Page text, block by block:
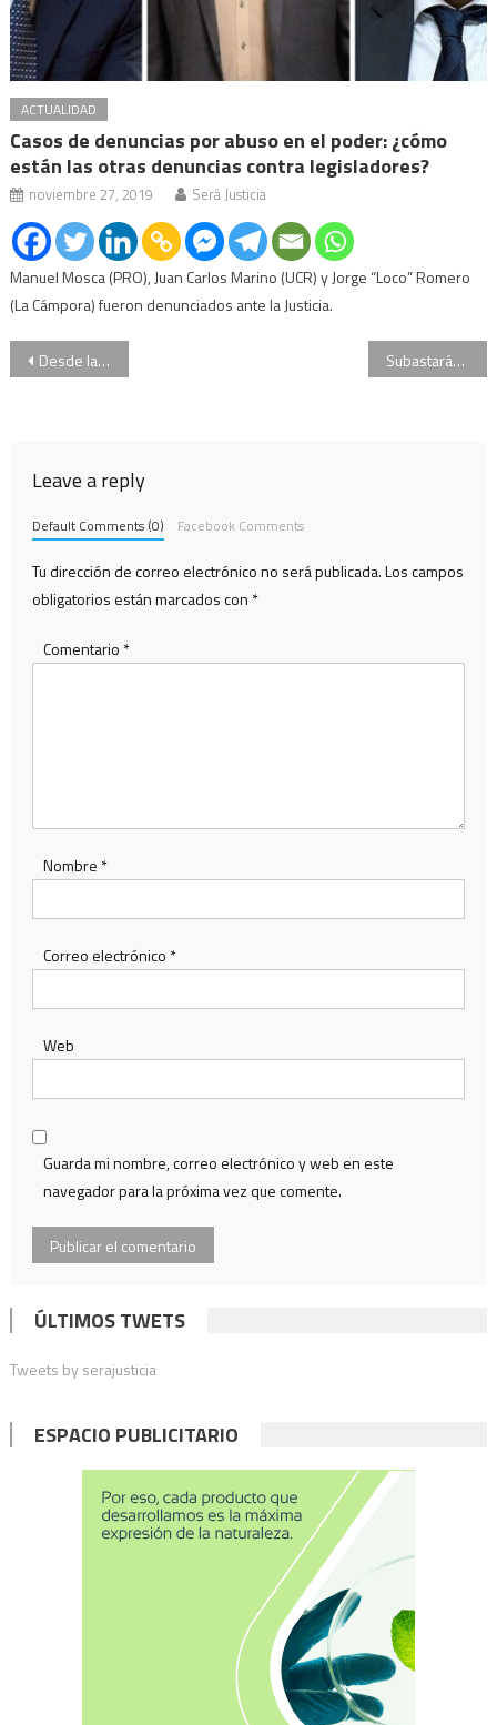
ACTUALIDAD
Casos de denuncias por abuso en el poder: ¿cómo
están las otras denuncias contra legisladores?
noviembre 27, 2019 Será Justicia
Manuel Mosca (PRO), Juan Carlos Marino (UCR) y Jorge “Loco” Romero
(La Cámpora) fueron denunciados ante la Justicia.
Navegación
Desde la ONU se comprometieron a generar negociaciones por la soberanía de Malvinas Subastarán a mitad de precio la flota aérea de Lázaro Báez
Leave a reply
Default Comments (0) Facebook Comments
Tu dirección de correo electrónico no será publicada.Los campos
obligatorios están marcados con *
Comentario *
Nombre *
Correo electrónico *
Web
Guarda mi nombre, correo electrónico y web en este
navegador para la próxima vez que comente.
ÚLTIMOS TWETS
Tweets by serajusticia
ESPACIO PUBLICITARIO